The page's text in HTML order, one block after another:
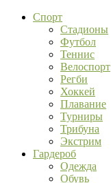
Спорт
Стадионы
Футбол
Теннис
Велоспорт
Регби
Хоккей
Плавание
Турниры
Трибуна
Экстрим
Гардероб
Одежда
Обувь